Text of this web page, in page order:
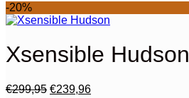
-20%
Xsensible Hudson
€299,95 Oorspronkelijke
€239,96Huidige